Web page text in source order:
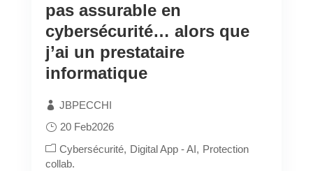
pas assurable en
cybersécurité… alors que
j’ai un prestataire
informatique
JBPECCHI
20 Feb2026
Cybersécurité
Digital App - AI
Protection
collab.